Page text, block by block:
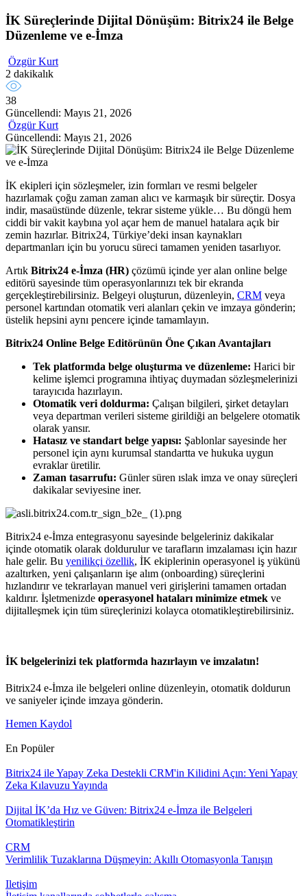
İK Süreçlerinde Dijital Dönüşüm: Bitrix24 ile Belge
Düzenleme ve e-İmza
Özgür Kurt
2 dakikalık
38
Güncellendi: Mayıs 21, 2026
Özgür Kurt
Güncellendi: Mayıs 21, 2026
İK ekipleri için sözleşmeler, izin formları ve resmi belgeler
hazırlamak çoğu zaman zaman alıcı ve karmaşık bir süreçtir. Dosya
indir, masaüstünde düzenle, tekrar sisteme yükle… Bu döngü hem
ciddi bir vakit kaybına yol açar hem de manuel hatalara açık bir
zemin hazırlar. Bitrix24, Türkiye’deki insan kaynakları
departmanları için bu yorucu süreci tamamen yeniden tasarlıyor.
Artık Bitrix24 e-İmza (HR) çözümü içinde yer alan online belge
editörü sayesinde tüm operasyonlarınızı tek bir ekranda
gerçekleştirebilirsiniz. Belgeyi oluşturun, düzenleyin, CRM veya
personel kartından otomatik veri alanları çekin ve imzaya gönderin;
üstelik hepsini aynı pencere içinde tamamlayın.
Bitrix24 Online Belge Editörünün Öne Çıkan Avantajları
Tek platformda belge oluşturma ve düzenleme: Harici bir
kelime işlemci programına ihtiyaç duymadan sözleşmelerinizi
tarayıcıda hazırlayın.
Otomatik veri doldurma: Çalışan bilgileri, şirket detayları
veya departman verileri sisteme girildiği an belgelere otomatik
olarak yansır.
Hatasız ve standart belge yapısı: Şablonlar sayesinde her
personel için aynı kurumsal standartta ve hukuka uygun
evraklar üretilir.
Zaman tasarrufu: Günler süren ıslak imza ve onay süreçleri
dakikalar seviyesine iner.
Bitrix24 e-İmza entegrasyonu sayesinde belgeleriniz dakikalar
içinde otomatik olarak doldurulur ve tarafların imzalaması için hazır
hale gelir. Bu yenilikçi özellik, İK ekiplerinin operasyonel iş yükünü
azaltırken, yeni çalışanların işe alım (onboarding) süreçlerini
hızlandırır ve tekrarlayan manuel veri girişlerini tamamen ortadan
kaldırır. İşletmenizde operasyonel hataları minimize etmek ve
dijitalleşmek için tüm süreçlerinizi kolayca otomatikleştirebilirsiniz.
İK belgelerinizi tek platformda hazırlayın ve imzalatın!
Bitrix24 e-İmza ile belgeleri online düzenleyin, otomatik doldurun
ve saniyeler içinde imzaya gönderin.
Hemen Kaydol
En Popüler
Bitrix24 ile Yapay Zeka Destekli CRM'in Kilidini Açın: Yeni Yapay
Zeka Kılavuzu Yayında
Dijital İK’da Hız ve Güven: Bitrix24 e-İmza ile Belgeleri
Otomatikleştirin
CRM
Verimlilik Tuzaklarına Düşmeyin: Akıllı Otomasyonla Tanışın
Iletişim